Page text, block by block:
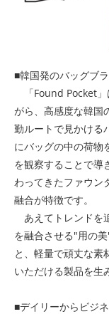
■韓国発のバッグブ
「Found Pocket」
がら、高感度な韓国
勤ルートで見かける
にバッグの中の荷物
を観察することで導
わってきたファウン
融合が特徴です。
あえてトレンドを
を融合させる"用の
と、軽量で頑丈な素
いただける製品を生
■デイリーからビジ